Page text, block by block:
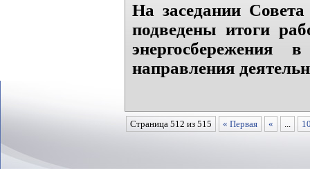
На заседании
подведены итоги
направления
Страница 512 из 515 « Первая « ...